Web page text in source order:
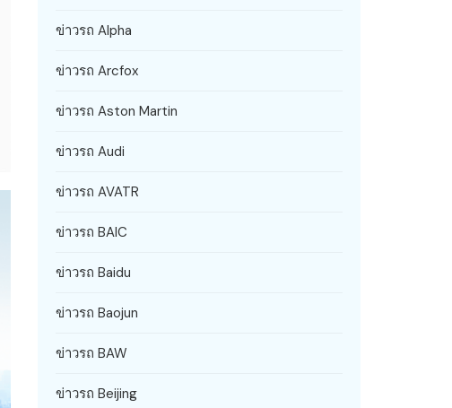
ข่าวรถ Alpha
ข่าวรถ Arcfox
ข่าวรถ Aston Martin
ข่าวรถ Audi
ข่าวรถ AVATR
ข่าวรถ BAIC
ข่าวรถ Baidu
ข่าวรถ Baojun
ข่าวรถ BAW
ข่าวรถ Beijing